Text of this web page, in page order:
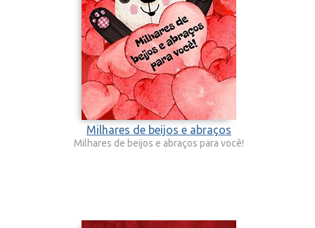
Milhares de beijos e abraços
Milhares de beijos e abraços para você!